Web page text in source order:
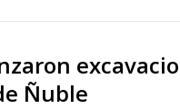
Ñuble